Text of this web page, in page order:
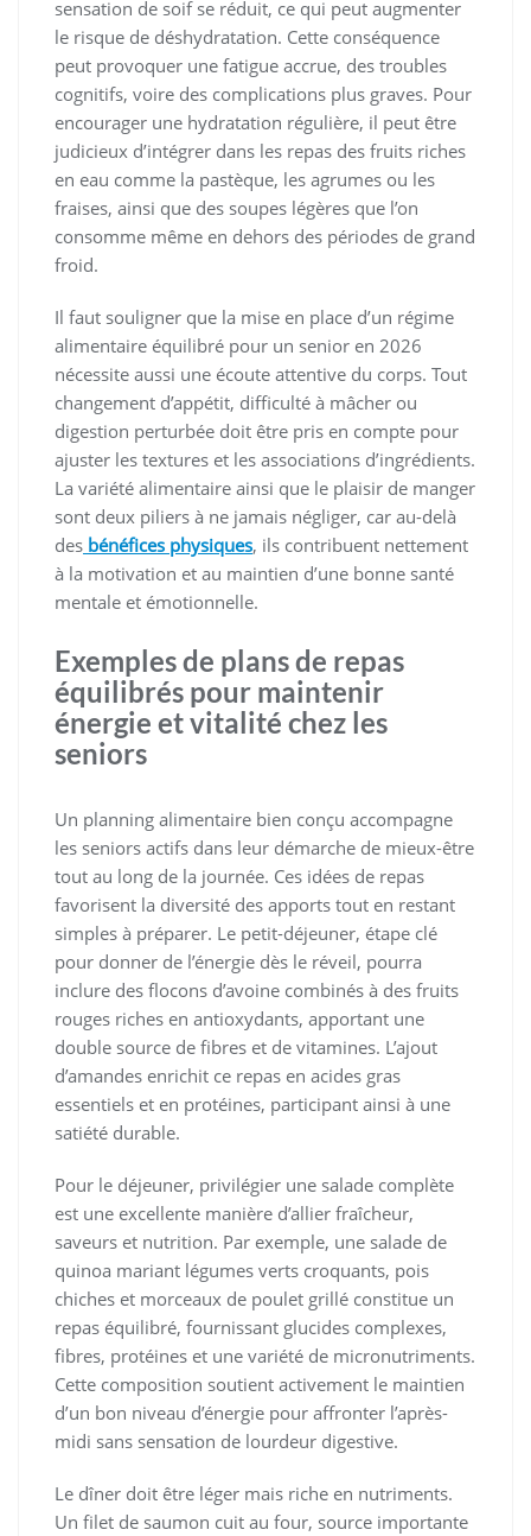
sensation de soif se réduit, ce qui peut augmenter
le risque de déshydratation. Cette conséquence
peut provoquer une fatigue accrue, des troubles
cognitifs, voire des complications plus graves. Pour
encourager une hydratation régulière, il peut être
judicieux d’intégrer dans les repas des fruits riches
en eau comme la pastèque, les agrumes ou les
fraises, ainsi que des soupes légères que l’on
consomme même en dehors des périodes de grand
froid.
Il faut souligner que la mise en place d’un régime
alimentaire équilibré pour un senior en 2026
nécessite aussi une écoute attentive du corps. Tout
changement d’appétit, difficulté à mâcher ou
digestion perturbée doit être pris en compte pour
ajuster les textures et les associations d’ingrédients.
La variété alimentaire ainsi que le plaisir de manger
sont deux piliers à ne jamais négliger, car au-delà
des bénéfices physiques, ils contribuent nettement
à la motivation et au maintien d’une bonne santé
mentale et émotionnelle.
Exemples de plans de repas
équilibrés pour maintenir
énergie et vitalité chez les
seniors
Un planning alimentaire bien conçu accompagne
les seniors actifs dans leur démarche de mieux-être
tout au long de la journée. Ces idées de repas
favorisent la diversité des apports tout en restant
simples à préparer. Le petit-déjeuner, étape clé
pour donner de l’énergie dès le réveil, pourra
inclure des flocons d’avoine combinés à des fruits
rouges riches en antioxydants, apportant une
double source de fibres et de vitamines. L’ajout
d’amandes enrichit ce repas en acides gras
essentiels et en protéines, participant ainsi à une
satiété durable.
Pour le déjeuner, privilégier une salade complète
est une excellente manière d’allier fraîcheur,
saveurs et nutrition. Par exemple, une salade de
quinoa mariant légumes verts croquants, pois
chiches et morceaux de poulet grillé constitue un
repas équilibré, fournissant glucides complexes,
fibres, protéines et une variété de micronutriments.
Cette composition soutient activement le maintien
d’un bon niveau d’énergie pour affronter l’après-
midi sans sensation de lourdeur digestive.
Le dîner doit être léger mais riche en nutriments.
Un filet de saumon cuit au four, source importante